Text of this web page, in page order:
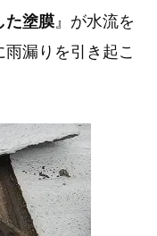
た塗膜 』が水流を
漏りを引き起こ